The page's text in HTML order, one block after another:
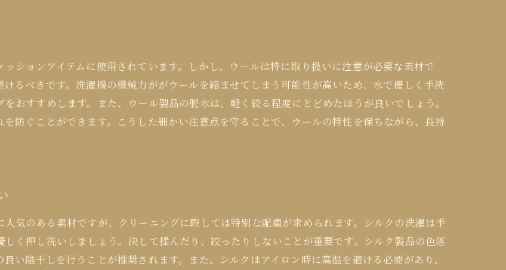
ションアイテムに使用されています。しかし、ウールは特に取り扱いに注意が必要な素材で
るべきです。洗濯機の機械力ががウールを縮ませてしまう可能性が高いため、水で優しく手洗
おすすめします。また、ウール製品の脱水は、軽く絞る程度にとどめたほうが良いでしょう。
防ぐことができます。こうした細かい注意点を守ることで、ウールの特性を保ちながら、長持
気のある素材ですが、クリーニングに際しては特別な配慮が求められます。シルクの洗濯は手
く押し洗いしましょう。決して揉んだり、絞ったりしないことが重要です。シルク製品の色落
い陰干しを行うことが推奨されます。また、シルクはアイロン時に高温を避ける必要があり、